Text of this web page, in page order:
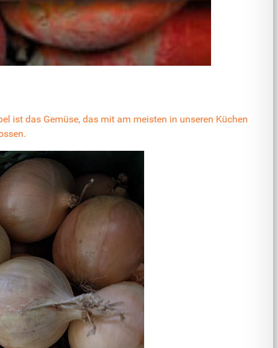
ist das Gemüse, das mit am meisten in unseren Küchen